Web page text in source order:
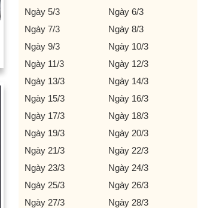
Ngày 5/3
Ngày 6/3
Ngày 7/3
Ngày 8/3
Ngày 9/3
Ngày 10/3
Ngày 11/3
Ngày 12/3
Ngày 13/3
Ngày 14/3
Ngày 15/3
Ngày 16/3
Ngày 17/3
Ngày 18/3
Ngày 19/3
Ngày 20/3
Ngày 21/3
Ngày 22/3
Ngày 23/3
Ngày 24/3
Ngày 25/3
Ngày 26/3
Ngày 27/3
Ngày 28/3